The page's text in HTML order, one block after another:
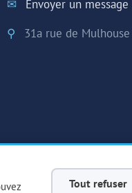
✉
Envoyer un message
⚲
31a rue de
Tout refuser